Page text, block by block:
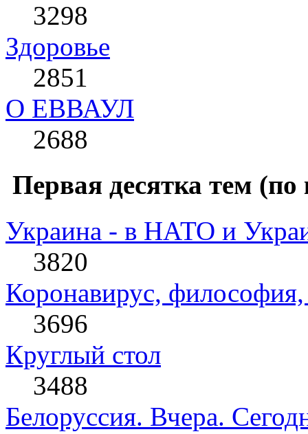
3298
Здоровье
2851
О ЕВВАУЛ
2688
Первая десятка тем (по
Украина - в НАТО и
3820
Коронавирус, философия,
3696
Круглый стол
3488
Белоруссия. Вчера.